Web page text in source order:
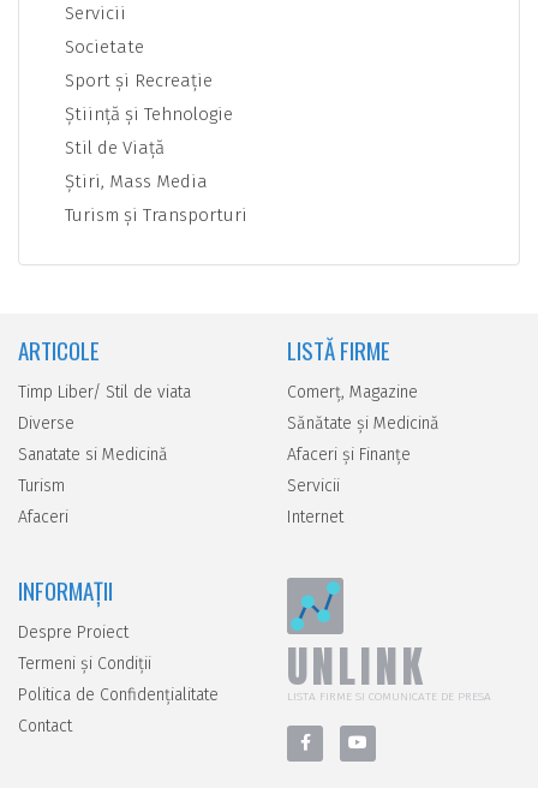
Servicii
Societate
Sport şi Recreaţie
Ştiinţă şi Tehnologie
Stil de Viaţă
Ştiri, Mass Media
Turism şi Transporturi
ARTICOLE
Timp Liber/ Stil de viata
Diverse
Sanatate si Medicină
Turism
Afaceri
LISTĂ FIRME
Comerţ, Magazine
Sănătate şi Medicină
Afaceri şi Finanţe
Servicii
Internet
INFORMAȚII
Despre Proiect
Termeni și Condiții
Politica de Confidențialitate
Contact
UNLINK
LISTA FIRME SI COMUNICATE DE PRESA